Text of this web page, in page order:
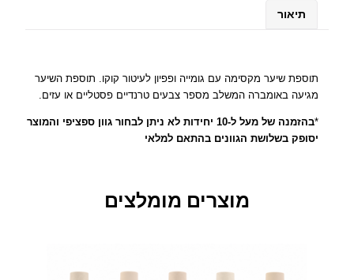
ת
ש
ע
פ
תיאור
תוספת שיער מקסימה עם גומייה ופפיון לעיטור קוקו. תוספת השיער
מגיעה באומברה המשלב מספר צבעים טרנדיים פסטליים או עזים.
*
בהזמנה של מעל ל-10 יחידות לא ניתן לבחור גוון ספציפי והמוצר
יסופק בשלושת הגוונים בהתאם למלאי
מוצרים מומלצים